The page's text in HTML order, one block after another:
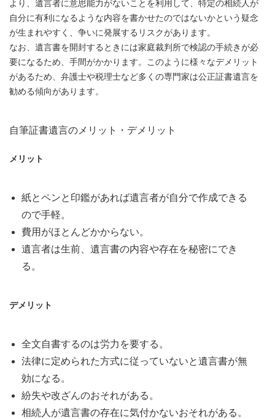
より、遺言者に意思能力がないことを利用して、特定の相続人が
自分に有利になるような内容を書かせたのではないかという疑念
が生まれやすく、争いに発展するリスクがあります。
なお、遺言書を開封するときには家庭裁判所で検認の手続きが必
要になるため、手間がかかります。このように様々なデメリット
があるため、弁護士や税理士など多くの専門家は公正証書遺言を
勧める傾向があります。
自筆証書遺言のメリット・デメリット
メリット
紙とペンと印鑑があれば遺言者が自分で作成できる
ので手軽。
費用がほとんどかからない。
遺言者は生前、遺言書の内容や存在を秘密にでき
る。
デメリット
全文自書するのは労力を要する。
法律に定められた方式に従っていないと遺言書が無
効になる。
紛失や改ざんのおそれがある。
相続人が遺言書の存在に気付かないおそれがある。